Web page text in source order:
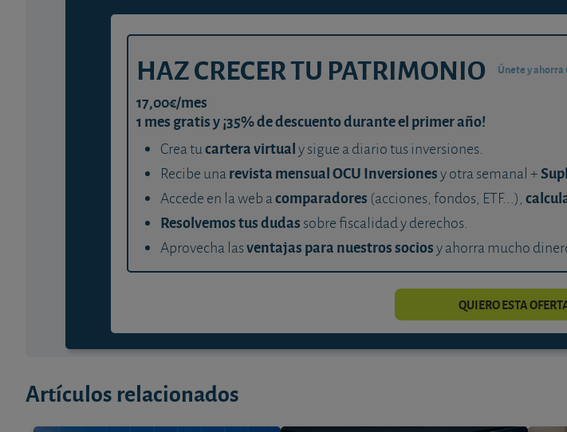
HAZ CRECER TU PATRIMONIO Únete y ahorra
17,00€/mes
1 mes gratis y ¡35% de descuento durante el primer año!
Crea tucartera virtualy sigue a diario tus inversiones.
Recibe unarevista mensual OCU Inversionesy otra semanal +
Accede en la web acomparadores (acciones, fondos, ETF...),
Resolvemos tus dudas sobre fiscalidad y derechos.
Aprovecha lasventajas para nuestros sociosy ahorra mucho
QUIERO ESTA
Artículos relacionados